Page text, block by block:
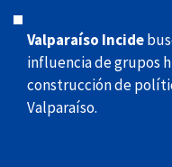
k
r
Valparaíso Incide
influencia de grupos
construcción de
Valparaíso.